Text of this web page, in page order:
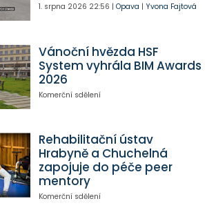
1. srpna 2026 22:56 | Opava | Yvona Fajtová
Vánoční hvězda HSF
System vyhrála BIM Awards
2026
Komerční sdělení
Rehabilitační ústav
Hrabyně a Chuchelná
zapojuje do péče peer
mentory
Komerční sdělení